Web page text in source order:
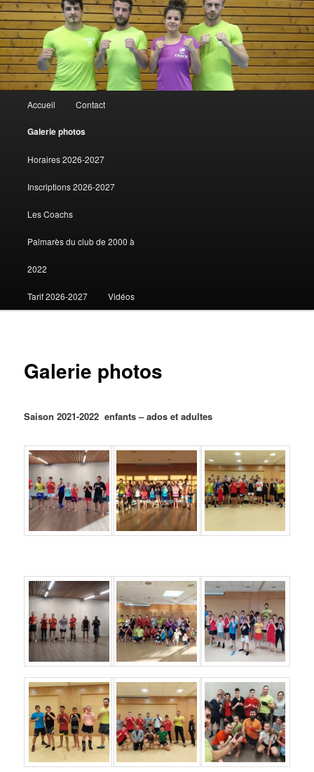
Tigers Club
Club de kick boxing à Contamine sur Arve
Aller au contenu principal
Aller au contenu secondaire
Accueil Contact
Galerie photos
Horaires 2026-2027
Inscriptions 2026-2027
Les Coachs
Palmarès du club de 2000 à
2022
Tarif 2026-2027 Vidéos
Galerie photos
Saison 2021-2022 enfants – ados et adultes